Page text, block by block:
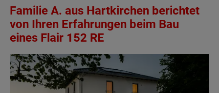
Familie A. aus Hartkirchen berichtet
von Ihren Erfahrungen beim Bau
eines Flair 152 RE